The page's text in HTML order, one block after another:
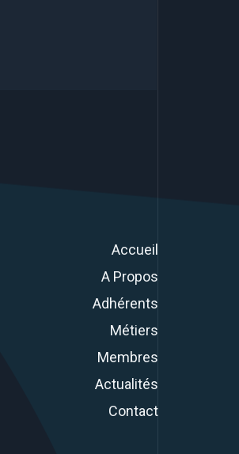
Accueil
A Propos
Adhérents
Métiers
Membres
Actualités
Contact